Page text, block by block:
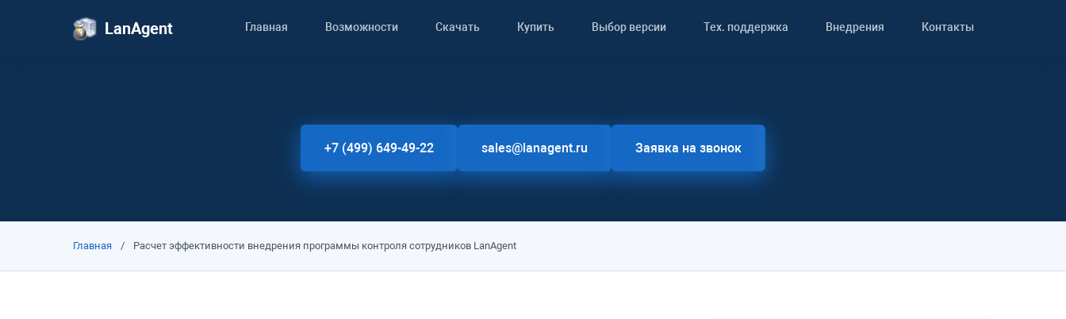
LanAgent Главная Возможности Скачать Купить Выбор версии Тех. поддержка Внедрения Контакты
+7 (499) 649-49-22 sales@lanagent.ru Заявка на звонок
Главная / Расчет эффективности внедрения программы контроля сотрудников LanAgent